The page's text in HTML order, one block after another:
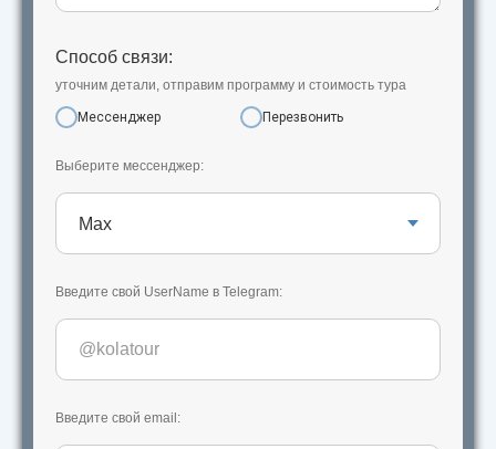
Способ связи:
уточним детали, отправим программу и стоимость тура
Мессенджер Перезвонить
Выберите мессенджер:
Введите свой UserName в Telegram:
Введите свой email: